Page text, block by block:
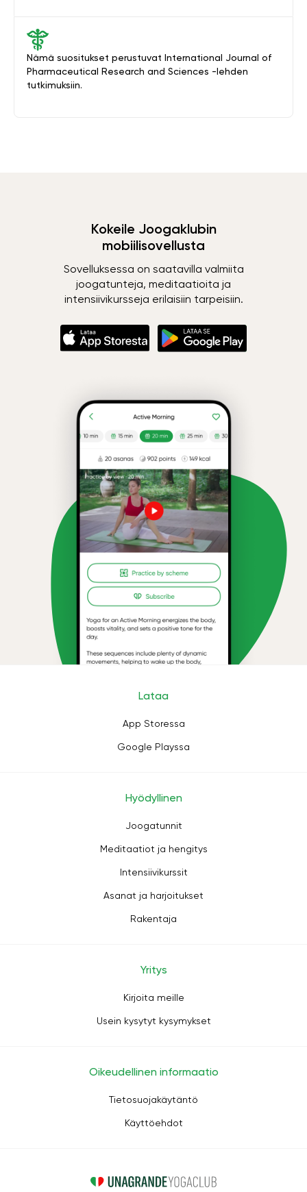
Nämä suositukset perustuvat International Journal of
Pharmaceutical Research and Sciences -lehden
tutkimuksiin.
Kokeile Joogaklubin
mobiilisovellusta
Sovelluksessa on saatavilla valmiita
joogatunteja, meditaatioita ja
intensiivikursseja erilaisiin tarpeisiin.
Lataa
App Storessa
Google Playssa
Hyödyllinen
Joogatunnit
Meditaatiot ja hengitys
Intensiivikurssit
Asanat ja harjoitukset
Rakentaja
Yritys
Kirjoita meille
Usein kysytyt kysymykset
Oikeudellinen informaatio
Tietosuojakäytäntö
Käyttöehdot